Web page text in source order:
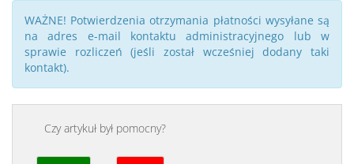
WAŻNE! Potwierdzenia otrzymania płatności wysyłane są
na adres e-mail kontaktu administracyjnego lub w
sprawie rozliczeń (jeśli został wcześniej dodany taki
kontakt).
Czy artykuł był pomocny?